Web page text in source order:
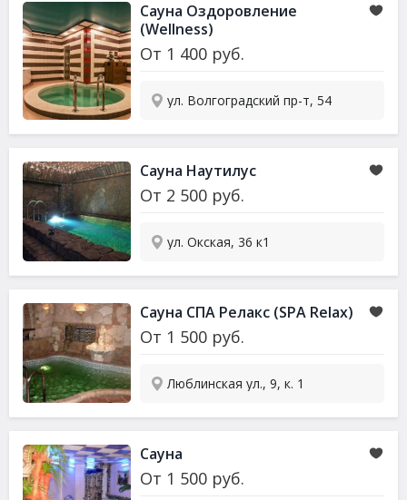
Сауна Оздоровление
(Wellness)
От 1 400 руб.
ул. Волгоградский пр-т, 54
Сауна Наутилус
От 2 500 руб.
ул. Окская, 36 к1
Сауна СПА Релакс (SPA Relax)
От 1 500 руб.
Люблинская ул., 9, к. 1
Сауна
От 1 500 руб.